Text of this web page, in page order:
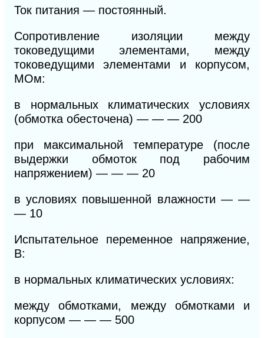
Ток питания — постоянный.
Сопротивление изоляции между
токоведущими элементами, между
токоведущими элементами и корпусом,
МОм:
в нормальных климатических условиях
(обмотка обесточена) — — — 200
при максимальной температуре (после
выдержки обмоток под рабочим
напряжением) — — — 20
в условиях повышенной влажности — —
— 10
Испытательное переменное напряжение,
В:
в нормальных климатических условиях:
между обмотками, между обмотками и
корпусом — — — 500